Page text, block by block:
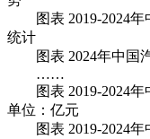
图表 2019-2024年
统计
图表 2024年中国汽
……
图表 2019-2024年
单位：亿元
图表 2019-2024年